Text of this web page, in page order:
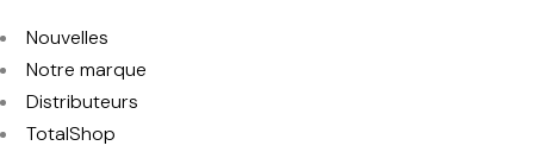
Nouvelles
Notre marque
Distributeurs
TotalShop